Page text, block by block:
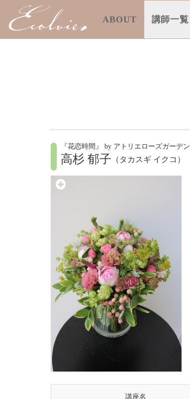
ABOUT 講師一覧
『花恋時間』 by アトリエローズガーデン
高杉 郁子 （タカスギ イクコ）
講座名